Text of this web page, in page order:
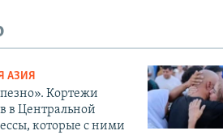
АЗИЯ
Кортежи
в Центральной
которые с ними